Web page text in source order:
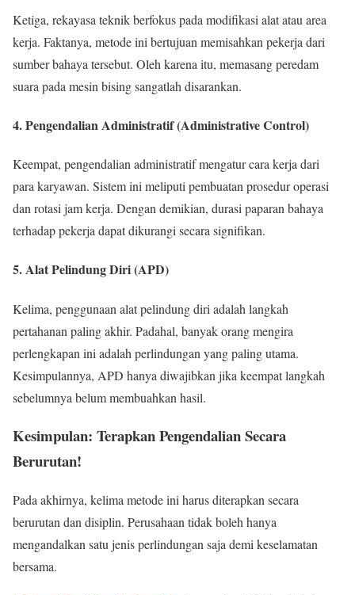
Ketiga, rekayasa teknik berfokus pada modifikasi alat atau area
kerja. Faktanya, metode ini bertujuan memisahkan pekerja dari
sumber bahaya tersebut. Oleh karena itu, memasang peredam
suara pada mesin bising sangatlah disarankan.
4. Pengendalian Administratif (Administrative Control)
Keempat, pengendalian administratif mengatur cara kerja dari
para karyawan. Sistem ini meliputi pembuatan prosedur operasi
dan rotasi jam kerja. Dengan demikian, durasi paparan bahaya
terhadap pekerja dapat dikurangi secara signifikan.
5. Alat Pelindung Diri (APD)
Kelima, penggunaan alat pelindung diri adalah langkah
pertahanan paling akhir. Padahal, banyak orang mengira
perlengkapan ini adalah perlindungan yang paling utama.
Kesimpulannya, APD hanya diwajibkan jika keempat langkah
sebelumnya belum membuahkan hasil.
Kesimpulan: Terapkan Pengendalian Secara
Berurutan!
Pada akhirnya, kelima metode ini harus diterapkan secara
berurutan dan disiplin. Perusahaan tidak boleh hanya
mengandalkan satu jenis perlindungan saja demi keselamatan
bersama.